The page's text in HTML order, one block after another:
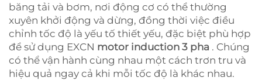
băng tải và bơm, nơi động cơ có thể thường
xuyên khởi động và dừng, đồng thời việc điều
chỉnh tốc độ là yếu tố thiết yếu, đặc biệt phù hợp
để sử dụng EXCN motor induction 3 pha . Chúng
có thể vận hành cùng nhau một cách trơn tru và
hiệu quả ngay cả khi mỗi tốc độ là khác nhau.